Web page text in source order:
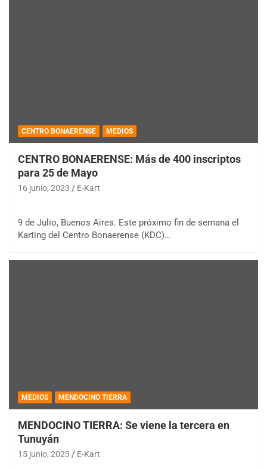
CENTRO BONAERENSE MEDIOS
CENTRO BONAERENSE: Más de 400 inscriptos
para 25 de Mayo
16 junio, 2023 E-Kart
9 de Julio, Buenos Aires. Este próximo fin de semana el
Karting del Centro Bonaerense (KDC)…
MEDIOS MENDOCINO TIERRA
MENDOCINO TIERRA: Se viene la tercera en
Tunuyán
15 junio, 2023 E-Kart